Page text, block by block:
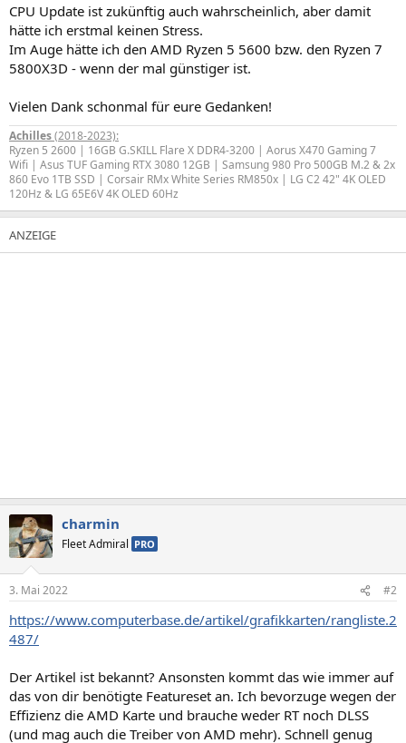
CPU Update ist zukünftig auch wahrscheinlich, aber damit
hätte ich erstmal keinen Stress.
Im Auge hätte ich den AMD Ryzen 5 5600 bzw. den Ryzen 7
5800X3D - wenn der mal günstiger ist.
Vielen Dank schonmal für eure Gedanken!
Achilles(2018-2023):
Ryzen 5 2600 | 16GB G.SKILL Flare X DDR4-3200 | Aorus X470 Gaming 7
Wifi | Asus TUF Gaming RTX 3080 12GB | Samsung 980 Pro 500GB M.2 & 2x
860 Evo 1TB SSD | Corsair RMx White Series RM850x | LG C2 42" 4K OLED
120Hz & LG 65E6V 4K OLED 60Hz
charmin
Fleet Admiral PRO
3. Mai 2022 #2
https://www.computerbase.de/artikel/grafikkarten/rangliste.2
487/
Der Artikel ist bekannt? Ansonsten kommt das wie immer auf
das von dir benötigte Featureset an. Ich bevorzuge wegen der
Effizienz die AMD Karte und brauche weder RT noch DLSS
(und mag auch die Treiber von AMD mehr). Schnell genug